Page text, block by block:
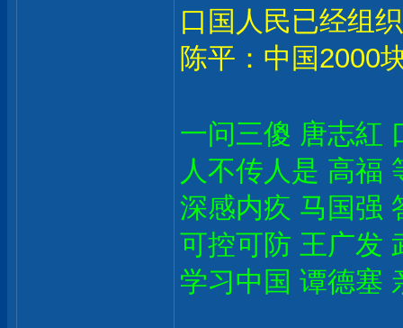
口国人民已经组
陈平：中国2000
一问三傻 唐志紅
人不传人是 高福
深感内疚 马国强
可控可防 王广发
学习中国 谭德塞